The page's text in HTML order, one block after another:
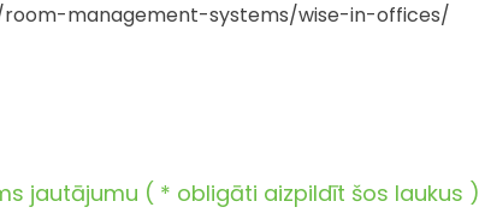
room-management-systems/wise-in-offices/
jautājumu ( * obligāti aizpildīt šos laukus )